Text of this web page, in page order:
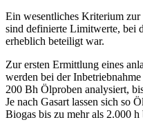
Ein wesentliches Kriterium
sind definierte Limitwerte, bei
erheblich beteiligt war.
Zur ersten Ermittlung eines
werden bei der
200 Bh Ölproben analysiert,
Je nach Gasart lassen sich so
Biogas bis zu mehr als 2.000